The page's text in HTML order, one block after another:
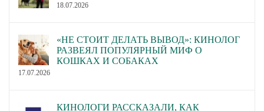
18.07.2026
«НЕ СТОИТ ДЕЛАТЬ ВЫВОД»: КИНОЛОГ
РАЗВЕЯЛ ПОПУЛЯРНЫЙ МИФ О
КОШКАХ И СОБАКАХ
17.07.2026
КИНОЛОГИ РАССКАЗАЛИ, КАК